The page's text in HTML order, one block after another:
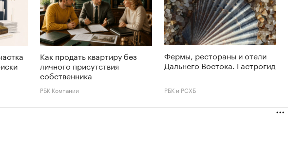
Как продать квартиру без
личного присутствия
собственника
РБК Компании
Фермы, рестораны и отели
Дальнего Востока. Гастрогид
РБК и РСХБ